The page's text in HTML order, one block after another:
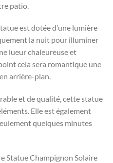
patio.
est dotée d’une lumière
la nuit pour illuminer
lueur chaleureuse et
cela sera romantique une
arrière-plan.
et de qualité, cette statue
Elle est également
quelques minutes
Statue Champignon Solaire